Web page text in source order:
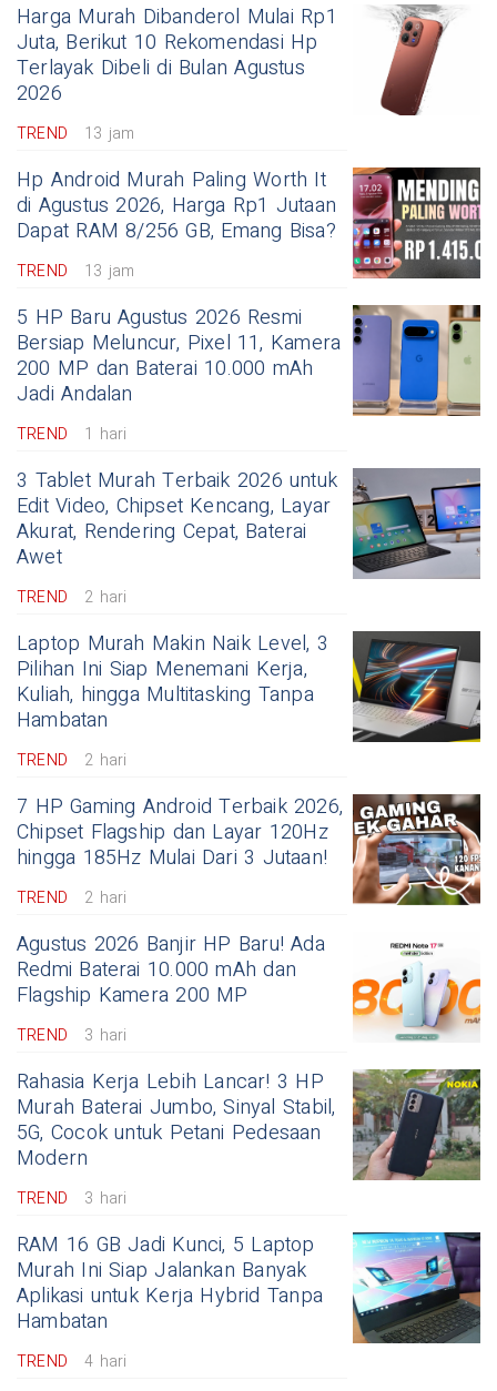
Harga Murah Dibanderol Mulai Rp1
Juta, Berikut 10 Rekomendasi Hp
Terlayak Dibeli di Bulan Agustus
2026
TREND 13 jam
Hp Android Murah Paling Worth It
di Agustus 2026, Harga Rp1 Jutaan
Dapat RAM 8/256 GB, Emang Bisa?
TREND 13 jam
5 HP Baru Agustus 2026 Resmi
Bersiap Meluncur, Pixel 11, Kamera
200 MP dan Baterai 10.000 mAh
Jadi Andalan
TREND 1 hari
3 Tablet Murah Terbaik 2026 untuk
Edit Video, Chipset Kencang, Layar
Akurat, Rendering Cepat, Baterai
Awet
TREND 2 hari
Laptop Murah Makin Naik Level, 3
Pilihan Ini Siap Menemani Kerja,
Kuliah, hingga Multitasking Tanpa
Hambatan
TREND 2 hari
7 HP Gaming Android Terbaik 2026,
Chipset Flagship dan Layar 120Hz
hingga 185Hz Mulai Dari 3 Jutaan!
TREND 2 hari
Agustus 2026 Banjir HP Baru! Ada
Redmi Baterai 10.000 mAh dan
Flagship Kamera 200 MP
TREND 3 hari
Rahasia Kerja Lebih Lancar! 3 HP
Murah Baterai Jumbo, Sinyal Stabil,
5G, Cocok untuk Petani Pedesaan
Modern
TREND 3 hari
RAM 16 GB Jadi Kunci, 5 Laptop
Murah Ini Siap Jalankan Banyak
Aplikasi untuk Kerja Hybrid Tanpa
Hambatan
TREND 4 hari